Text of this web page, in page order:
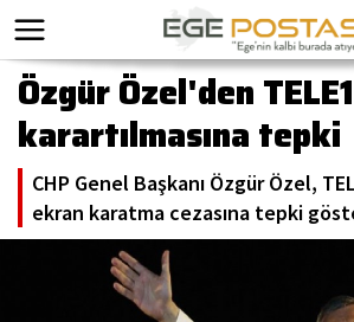
Özgür Özel'den
karartılmasına tepki
CHP Genel Başkanı Özgür Özel,
ekran karatma cezasına tepki